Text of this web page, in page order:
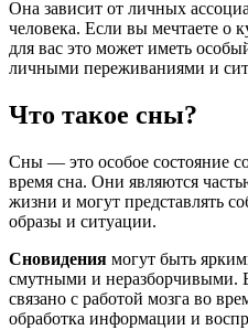
Она зависит от личных
человека. Если вы мечтаете о
для вас это может иметь
личными переживаниями и
Что такое сны?
Сны — это особое состояние
время сна. Они являются
жизни и могут представлять
образы и ситуации.
Сновидения могут быть
смутными и неразборчивыми.
связано с работой мозга во
обработка информации и